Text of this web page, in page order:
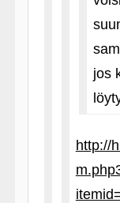
jos
http://